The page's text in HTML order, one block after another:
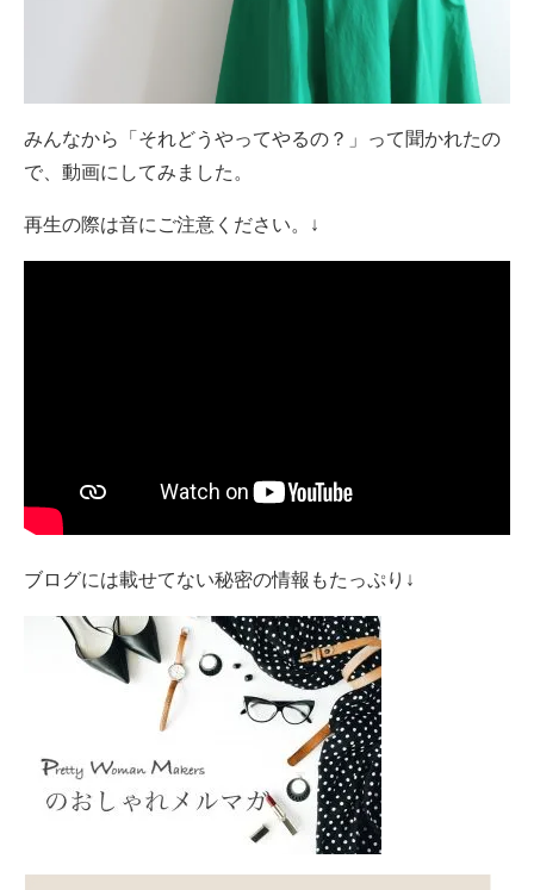
みんなから「それどうやってやるの？」って聞かれたの
で、動画にしてみました。
再生の際は音にご注意ください。↓
ブログには載せてない秘密の情報もたっぷり↓